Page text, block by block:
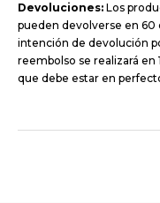
Devoluciones: Los
pueden devolverse en 60
intención de devolución
reembolso se realizará en
que debe estar en